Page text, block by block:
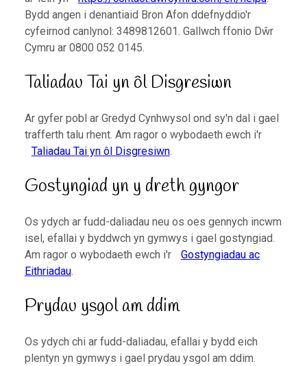
Bydd angen i denantiaid Bron Afon ddefnyddio'r
cyfeirnod canlynol: 3489812601. Gallwch ffonio Dŵr
Cymru ar 0800 052 0145.
Taliadau Tai yn ôl Disgresiwn
Ar gyfer pobl ar Gredyd Cynhwysol ond sy'n dal i gael
trafferth talu rhent. Am ragor o wybodaeth ewch i'r
Taliadau Tai yn ôl Disgresiwn.
Gostyngiad yn y dreth gyngor
Os ydych ar fudd-daliadau neu os oes gennych incwm
isel, efallai y byddwch yn gymwys i gael gostyngiad.
Am ragor o wybodaeth ewch i'r
Gostyngiadau ac
Eithriadau.
Prydau ysgol am ddim
Os ydych chi ar fudd-daliadau, efallai y bydd eich
plentyn yn gymwys i gael prydau ysgol am ddim.